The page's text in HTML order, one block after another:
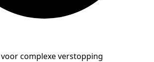
complexe verstopping